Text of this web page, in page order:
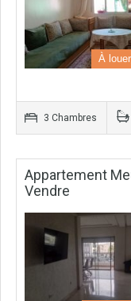
À
3 Chambres
Appartement
Vendre